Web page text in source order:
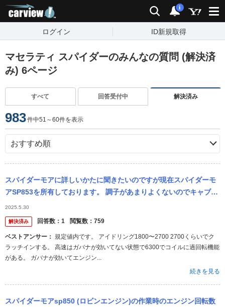
検索 通知
i
ログイン ID新規取得
マセラティ スパイダーのみんなの質問 (解決済
み) 6ページ
すべて 回答受付中 解決済み
983件中51～60件を表示
スパイダーモアに詳しいかたに聞きたいのですが現在スパイダーモ
アSP853を所有しております。 調子があまりよくないのでキャブレ
ターの調整について質問です。 現在アイドリング2300rpm アクセ...
2025.5.30
解決済み 回答数： 1 閲覧数： 759
ベストアンサー：
ラッチインする。 高速はガバナが効いてない状態で6300でコイルに過回転機能
がある。 ガバナが効いてエンジン...
続きを見る
スパイダーモアsp850 (ロビンエンジン)の作業時のエンジン回転数